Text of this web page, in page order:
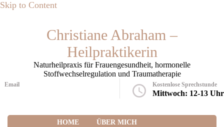
Skip to Content
Christiane Abraham –
Heilpraktikerin
Naturheilpraxis für Frauengesundheit, hormonelle
Stoffwechselregulation und Traumatherapie
Email Kostenlose Sprechstunde
Mittwoch: 12-13 Uhr
HOME
ÜBER MICH